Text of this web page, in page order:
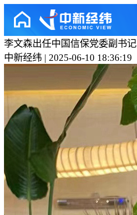
李文森出任中国信保党委副书记
中新经纬 | 2025-06-10 18:36:19